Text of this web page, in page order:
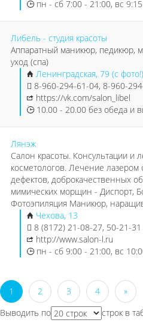
пн - сб 7:00 - 21:00, вс 9:15
Либель - студия красоты
Аппаратный маникюр, педикюр,
уход (спа)
Ленинградская, 79 (с фото!)
8-960-294-61-04, 8-960-
https://vk.com/salon_libel
10.00 - 20.00 без обеда и
Лянэж
Салон красоты. Консультации и
косметологов. Лечение
дефектов, доброкачественных
мимических морщин - Диспорт,
Фотоэпиляция Маникюр,
Чехова, 13
8 (8172) 21-08-27, 50-21-31
http://www.salon-l.ru
пн - сб 9:00 - 21:00, вс
1 2 3 4
»
Выводить по
строк в